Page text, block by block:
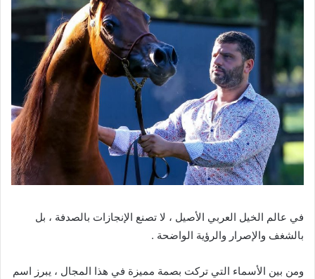
في عالم الخيل العربي الأصيل ، لا تصنع الإنجازات بالصدفة ، بل
بالشغف والإصرار والرؤية الواضحة .
ومن بين الأسماء التي تركت بصمة مميزة في هذا المجال ، يبرز اسم